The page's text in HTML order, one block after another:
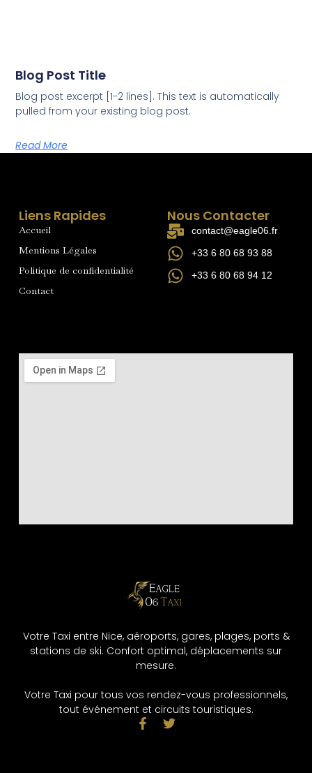
Blog Post Title
Blog post excerpt [1-2 lines]. This text is automatically
pulled from your existing blog post.
Read More
Votre Taxi entre Nice, aéroports, gares, plages, ports &
stations de ski. Confort optimal, déplacements sur
mesure.
Votre Taxi pour tous vos rendez-vous professionnels,
tout événement et circuits touristiques.
Liens Rapides
Accueil
Mentions Légales
Politique de confidentialité
Contact
Nous Contacter
contact@eagle06.fr
+33 6 80 68 93 88
+33 6 80 68 94 12